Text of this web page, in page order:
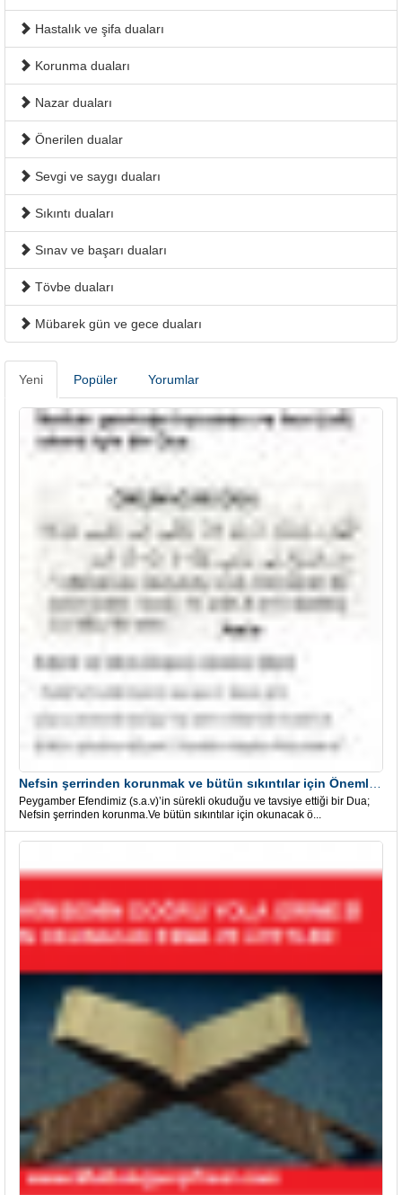
Hastalık ve şifa duaları
Korunma duaları
Nazar duaları
Önerilen dualar
Sevgi ve saygı duaları
Sıkıntı duaları
Sınav ve başarı duaları
Tövbe duaları
Mübarek gün ve gece duaları
Yeni Popüler Yorumlar
Peygamber Efendimiz (s.a.v)’in sürekli okuduğu ve tavsiye ettiği bir Dua;
Nefsin şerrinden korunma.Ve bütün sıkıntılar için okunacak ö...